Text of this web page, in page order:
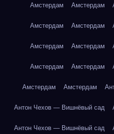
Амстердам Амстердам
Амстердам Амстердам
Амстердам Амстердам
Амстердам Амстердам
Амстердам Амстердам
Антон Чехов — Вишнёвый сад
Антон Чехов — Вишнёвый сад